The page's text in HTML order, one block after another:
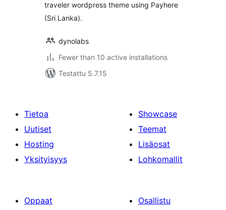
traveler wordpress theme using Payhere
(Sri Lanka).
dynolabs
Fewer than 10 active installations
Testattu 5.7.15
Tietoa
Uutiset
Hosting
Yksityisyys
Showcase
Teemat
Lisäosat
Lohkomallit
Oppaat
Osallistu